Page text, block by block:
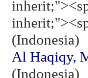
(Indonesia)
Al Haqiqy,
(Indonesia)